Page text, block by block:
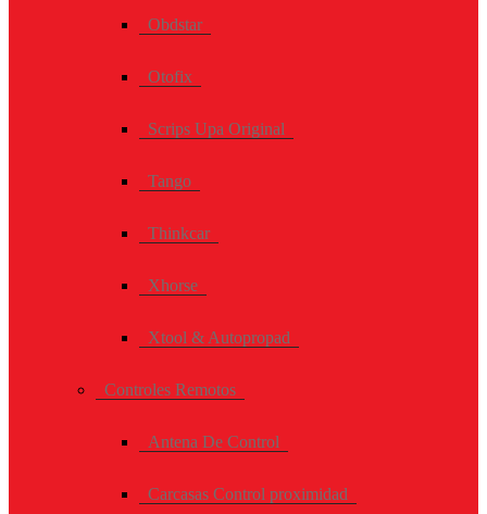
Obdstar
Otofix
Scrips Upa Original
Tango
Thinkcar
Xhorse
Xtool & Autopropad
Controles Remotos
Antena De Control
Carcasas Control proximidad